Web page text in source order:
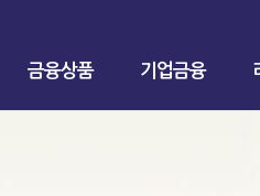
금융상품 기업금융